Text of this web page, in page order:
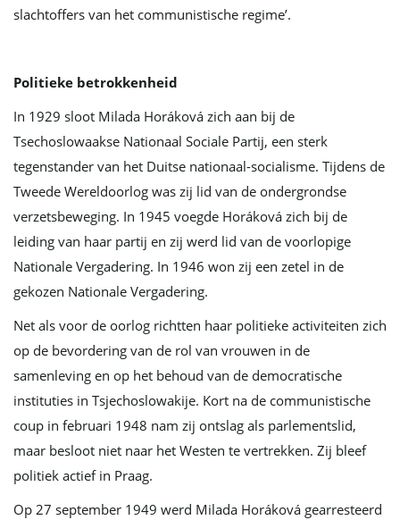
slachtoffers van het communistische regime’.
Politieke betrokkenheid
In 1929 sloot Milada Horáková zich aan bij de
Tsechoslowaakse Nationaal Sociale Partij, een sterk
tegenstander van het Duitse nationaal-socialisme. Tijdens de
Tweede Wereldoorlog was zij lid van de ondergrondse
verzetsbeweging. In 1945 voegde Horáková zich bij de
leiding van haar partij en zij werd lid van de voorlopige
Nationale Vergadering. In 1946 won zij een zetel in de
gekozen Nationale Vergadering.
Net als voor de oorlog richtten haar politieke activiteiten zich
op de bevordering van de rol van vrouwen in de
samenleving en op het behoud van de democratische
instituties in Tsjechoslowakije. Kort na de communistische
coup in februari 1948 nam zij ontslag als parlementslid,
maar besloot niet naar het Westen te vertrekken. Zij bleef
politiek actief in Praag.
Op 27 september 1949 werd Milada Horáková gearresteerd